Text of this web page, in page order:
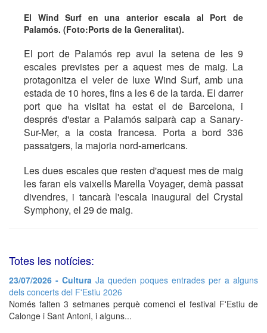
El Wind Surf en una anterior escala al Port de
Palamós. (Foto:Ports de la Generalitat).
El port de Palamós rep avui la setena de les 9
escales previstes per a aquest mes de maig. La
protagonitza el veler de luxe Wind Surf, amb una
estada de 10 hores, fins a les 6 de la tarda. El darrer
port que ha visitat ha estat el de Barcelona, i
després d'estar a Palamós salparà cap a Sanary-
Sur-Mer, a la costa francesa. Porta a bord 336
passatgers, la majoria nord-americans.
Les dues escales que resten d'aquest mes de maig
les faran els vaixells Marella Voyager, demà passat
divendres, i tancarà l'escala inaugural del Crystal
Symphony, el 29 de maig.
Totes les notícies:
23/07/2026 - Cultura Ja queden poques entrades per a alguns
dels concerts del F'Estiu 2026
Només falten 3 setmanes perquè comenci el festival F'Estiu de
Calonge i Sant Antoni, i alguns...